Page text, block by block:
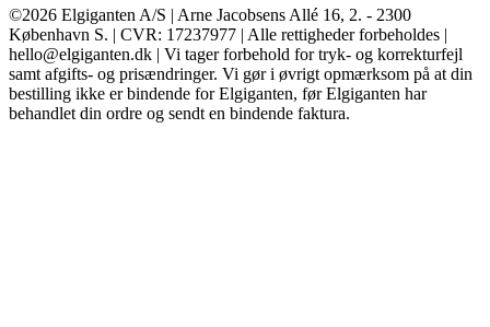
©2026 Elgiganten A/S | Arne Jacobsens Allé 16, 2. - 2300
København S. | CVR: 17237977 | Alle rettigheder forbeholdes |
hello@elgiganten.dk | Vi tager forbehold for tryk- og korrekturfejl
samt afgifts- og prisændringer. Vi gør i øvrigt opmærksom på at din
bestilling ikke er bindende for Elgiganten, før Elgiganten har
behandlet din ordre og sendt en bindende faktura.